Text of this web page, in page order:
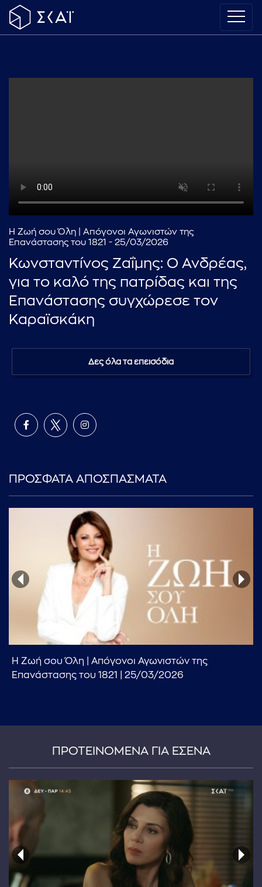
...πληκτρολογήστε κείμενο προς αναζήτηση
Η Ζωή σου Όλη | Απόγονοι Αγωνιστών της
Επανάστασης του 1821 - 25/03/2026
Κωνσταντίνος Ζαΐμης: Ο Ανδρέας,
για το καλό της πατρίδας και της
Επανάστασης συγχώρεσε τον
Καραϊσκάκη
Δες όλα τα επεισόδια
ΠΡΟΣΦΑΤΑ ΑΠΟΣΠΑΣΜΑΤΑ
Η Ζωή σου Όλη | Απόγονοι Αγωνιστών της
Επανάστασης του 1821 | 25/03/2026
ΠΡΟΤΕΙΝΟΜΕΝΑ ΓΙΑ ΕΣΕΝΑ